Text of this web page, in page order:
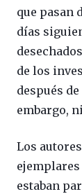
que pasan
días
de los
después
embargo,
Los
ejemplares
estaban